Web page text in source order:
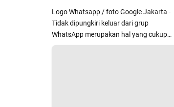
Lain
Logo Whatsapp / foto Google Jakarta -
Tidak dipungkiri keluar dari grup
WhatsApp merupakan hal yang cukup
segan dan kurang nyaman bagi sebag...